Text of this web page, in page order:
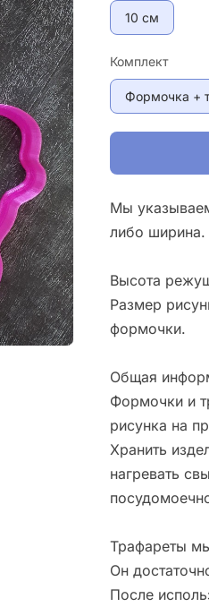
10 см
Комплект
Формочка +
Мы
либо ширина.
Высота
Размер
формочки.
Общая
Формочки и
рисунка на
Хранить
нагревать
Трафареты
Он
После